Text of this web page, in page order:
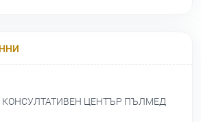
КОНСУЛТАТИВЕН ЦЕНТЪР ПЪЛМЕД